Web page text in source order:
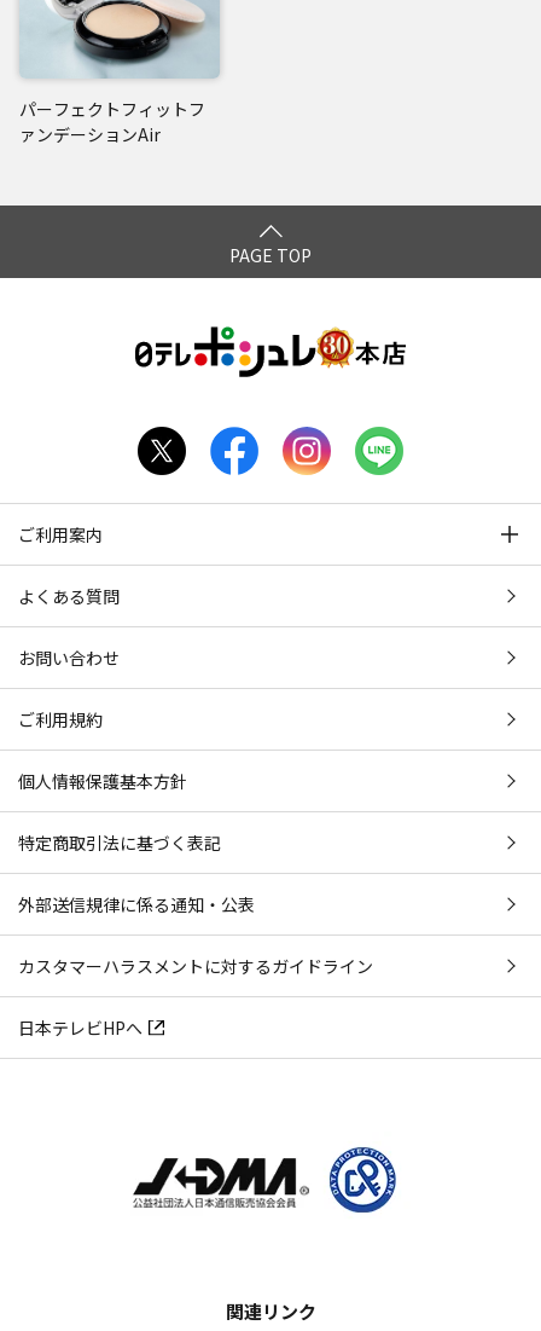
パーフェクトフィットフ
ァンデーションAir
PAGE TOP
ご利用案内
よくある質問
お問い合わせ
ご利用規約
個人情報保護基本方針
特定商取引法に基づく表記
外部送信規律に係る通知・公表
カスタマーハラスメントに対するガイドライン
日本テレビHPへ
関連リンク